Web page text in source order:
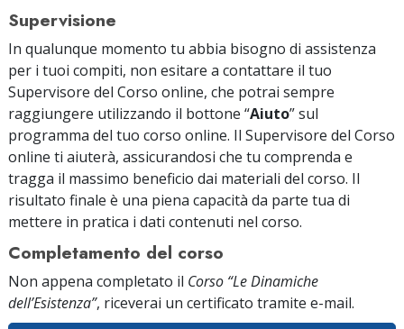
Supervisione
In qualunque momento tu abbia bisogno di assistenza
per i tuoi compiti, non esitare a contattare il tuo
Supervisore del Corso online, che potrai sempre
raggiungere utilizzando il bottone “Aiuto” sul
programma del tuo corso online. Il Supervisore del Corso
online ti aiuterà, assicurandosi che tu comprenda e
tragga il massimo beneficio dai materiali del corso. Il
risultato finale è una piena capacità da parte tua di
mettere in pratica i dati contenuti nel corso.
Completamento del corso
Non appena completato il Corso “Le Dinamiche
dell’Esistenza”, riceverai un certificato tramite e-mail.